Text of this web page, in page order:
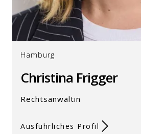
Hamburg
Christina Frigger
Rechtsanwältin
Ausführliches Profil